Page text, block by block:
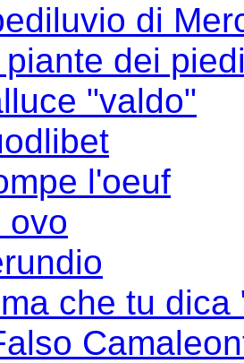
di
piante dei
"valdo"
l'oeuf
ovo
che tu dica